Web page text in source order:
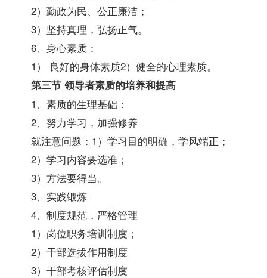
2）勤政为民、公正廉洁；
3）坚持真理，弘扬正气。
6、身心素质：
1） 良好的身体素质2）健全的心理素质。
第三节 领导者素质的培养和提高
1、素质的生理基础：
2、努力学习，加强修养
就注意问题：1）学习目的明确，学风端正；
2）学习内容要选准；
3）方法要得当。
3、实践锻炼
4、制度规范，严格管理
1）岗位职务培训制度；
2）干部选拔作用制度
3）干部考核评估制度